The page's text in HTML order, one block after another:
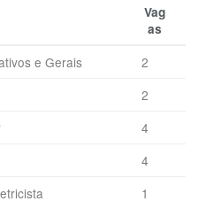
Vag
as
e Gerais
2
2
4
4
1